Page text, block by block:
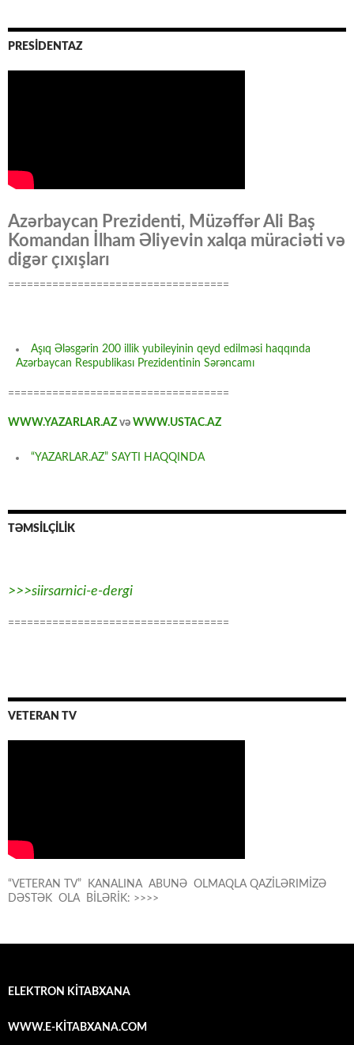
PRESİDENTAZ
Azərbaycan Prezidenti, Müzəffər Ali Baş
Komandan İlham Əliyevin xalqa müraciəti və
digər çıxışları
===================================
Aşıq Ələsgərin 200 illik yubileyinin qeyd edilməsi haqqında
Azərbaycan Respublikası Prezidentinin Sərəncamı
===================================
WWW.YAZARLAR.AZ və WWW.USTAC.AZ
“YAZARLAR.AZ” SAYTI HAQQINDA
TƏMSİLÇİLİK
>>>siirsarnici-e-dergi
===================================
VETERAN TV
“VETERAN TV” KANALINA ABUNƏ OLMAQLA QAZİLƏRIMİZƏ
DƏSTƏK OLA BİLƏRİK: >>>>
ELEKTRON KİTABXANA
WWW.E-KİTABXANA.COM